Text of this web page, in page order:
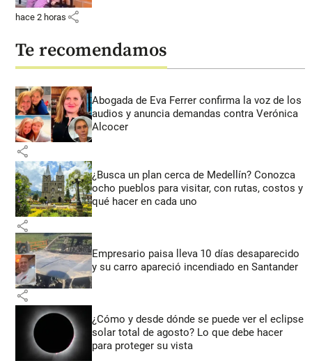
hace 2 horas share
Te recomendamos
Abogada de Eva Ferrer confirma la voz de los
audios y anuncia demandas contra Verónica
Alcocer
share
¿Busca un plan cerca de Medellín? Conozca
ocho pueblos para visitar, con rutas, costos y
qué hacer en cada uno
share
Empresario paisa lleva 10 días desaparecido
y su carro apareció incendiado en Santander
share
¿Cómo y desde dónde se puede ver el eclipse
solar total de agosto? Lo que debe hacer
para proteger su vista